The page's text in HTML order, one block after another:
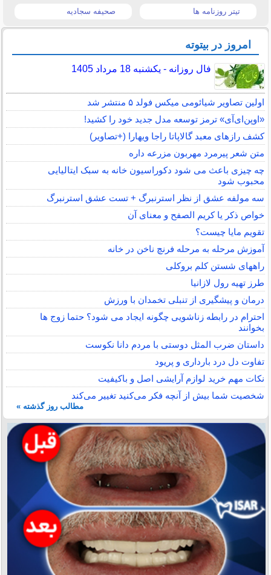
تیتر روزنامه ها صحیفه سجادیه
امروز در بیتوته
فال روزانه - یکشنبه 18 مرداد 1405
اولین تصاویر شیائومی میکس فولد ۵ منتشر شد
«اوپن‌ای‌آی» ترمز توسعه مدل جدید خود را کشید!
کشف رازهای معبد گالاپاتا راجا ویهارا (+تصاویر)
متن شعر پیرمرد مهربون مزرعه داره
چه چیزی باعث می شود دکوراسیون خانه به سبک ایتالیایی
محبوب شود
سه مولفه عشق از نظر استرنبرگ + تست عشق استرنبرگ
خواص ذکر یا کریم الصفح و معنای آن
تقویم مایا چیست؟
آموزش مرحله به مرحله فرنچ ناخن در خانه
راههای شستن کلم بروکلی
طرز تهیه رول لازانیا
درمان و پیشگیری از تنبلی تخمدان با ورزش
احترام در رابطه زناشویی چگونه ایجاد می شود؟ حتما زوج ها
بخوانند
داستان ضرب المثل دوستی با مردم دانا نكوست
تفاوت دل درد بارداری و پریود
نکات مهم خرید لوازم آرایشی اصل و باکیفیت
شخصیت شما بیش از آنچه فکر می‌کنید تغییر می‌کند
مطالب روز گذشته »